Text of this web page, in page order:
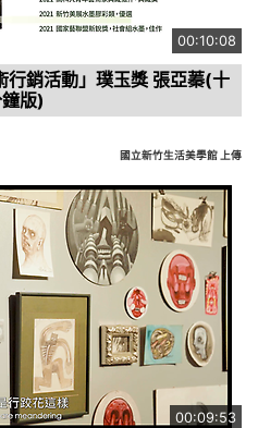
00:10:08
行銷活動」璞玉獎 張亞蓁(十
版)
國立新竹生活美學館 上傳
00:09:53